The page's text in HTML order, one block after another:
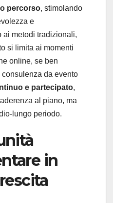
percorso, stimolando
e
ai metodi tradizionali,
si limita ai momenti
online, se ben
consulenza da evento
e partecipato,
al piano, ma
lungo periodo.
in